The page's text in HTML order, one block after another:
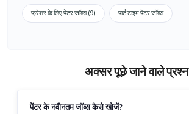
फ्रेशर के लिए पेंटर जॉब्स (9) पार्ट टाइम पेंटर जॉब्स
अक्सर पूछे जाने वाले प्रश्न
पेंटर के नवीनतम जॉब्स कैसे खोजें?